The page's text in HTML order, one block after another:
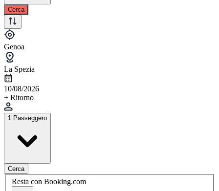
Cerca
Genoa
La Spezia
10/08/2026
+ Ritorno
1 Passeggero
Cerca
Resta con Booking.com